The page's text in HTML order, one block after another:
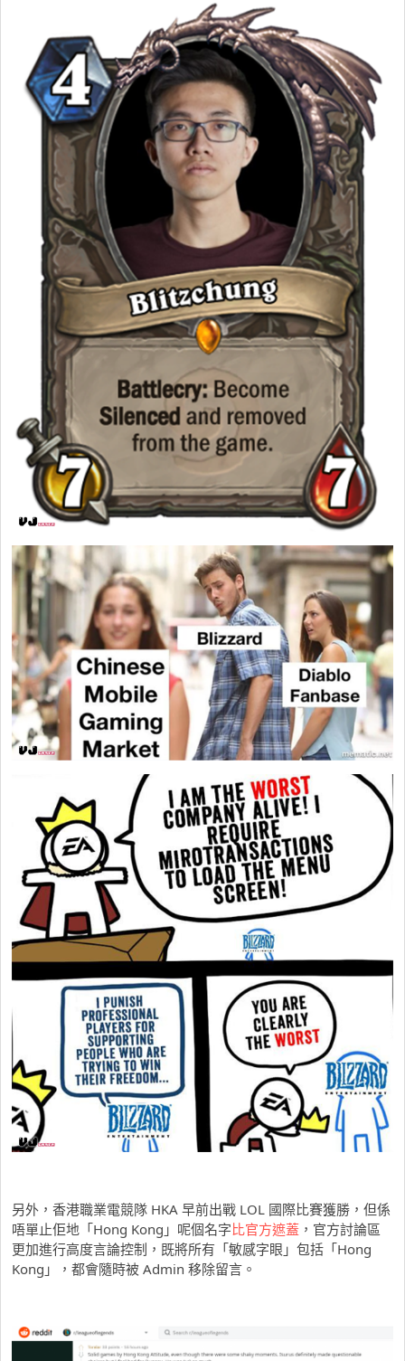
另外，香港職業電競隊 HKA 早前出戰 LOL 國際比賽獲勝，但係
唔單止佢地「Hong Kong」呢個名字比官方遮蓋 ，官方討論區
更加進行高度言論控制，既將所有「敏感字眼」包括「Hong
Kong」，都會隨時被 Admin 移除留言。